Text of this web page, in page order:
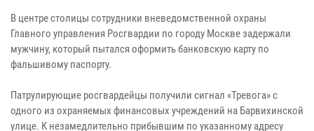
В центре столицы сотрудники вневедомственной охраны
Главного управления Росгвардии по городу Москве задержали
мужчину, который пытался оформить банковскую карту по
фальшивому паспорту.
Патрулирующие росгвардейцы получили сигнал «Тревога» с
одного из охраняемых финансовых учреждений на Барвихинской
улице. К незамедлительно прибывшим по указанному адресу